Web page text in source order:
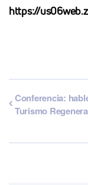
https://
Conferencia:
Turismo